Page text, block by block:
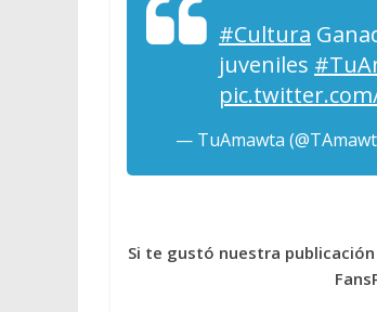
#Cultura
juveniles
— TuAmawta
Si te gustó nuestra